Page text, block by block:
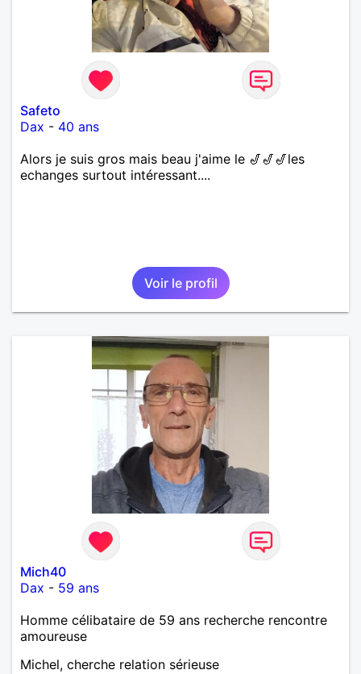
Safeto
Dax - 40 ans
Alors je suis gros mais beau j'aime le 🎷🎷🎷les
echanges surtout intéressant....
Voir le profil
Mich40
Dax - 59 ans
Homme célibataire de 59 ans recherche rencontre
amoureuse
Michel, cherche relation sérieuse